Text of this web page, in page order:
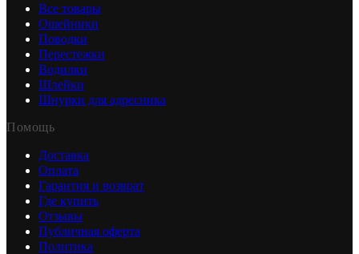
Все товары
Ошейники
Поводки
Перестежки
Водилки
Шлейки
Шнурки для адресника
Помощь
Доставка
Оплата
Гарантия и возврат
Где купить
Отзывы
Публичная оферта
Политика